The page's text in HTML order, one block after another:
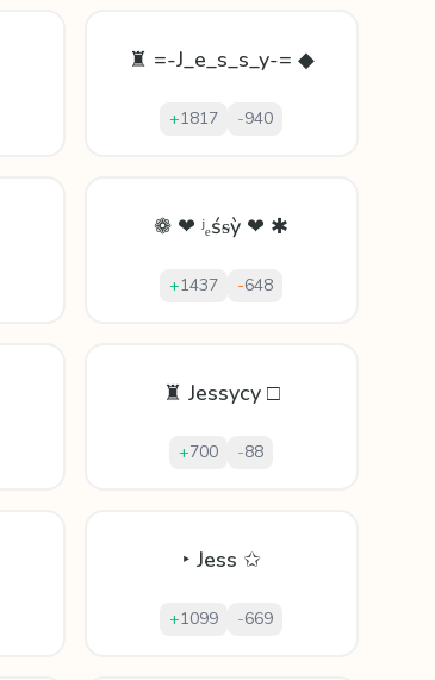
♜ =-J_e_s_s_y-= ◆
+1817 -940
❁ ❤ ʲₑśᵴỳ ❤ ✱
+1437 -648
♜ Jessycy □
+700 -88
‣ Jess ✩
+1099 -669